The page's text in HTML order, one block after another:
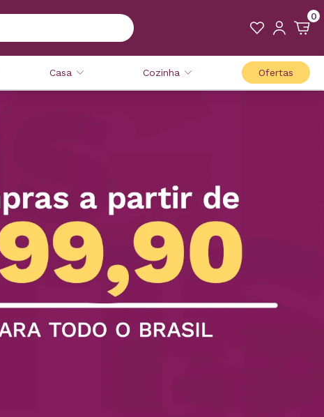
0
Casa Cozinha Ofertas